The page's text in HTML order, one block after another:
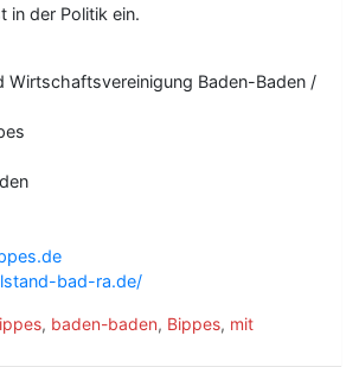
in der Politik ein.
Wirtschaftsvereinigung Baden-Baden /
bad-ra.de/
, baden-baden, Bippes, mit